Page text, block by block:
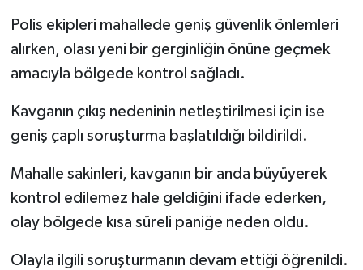
Polis ekipleri mahallede geniş güvenlik önlemleri
alırken, olası yeni bir gerginliğin önüne geçmek
amacıyla bölgede kontrol sağladı.
Kavganın çıkış nedeninin netleştirilmesi için ise
geniş çaplı soruşturma başlatıldığı bildirildi.
Mahalle sakinleri, kavganın bir anda büyüyerek
kontrol edilemez hale geldiğini ifade ederken,
olay bölgede kısa süreli paniğe neden oldu.
Olayla ilgili soruşturmanın devam ettiği öğrenildi.